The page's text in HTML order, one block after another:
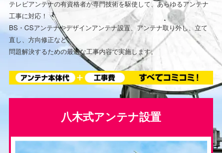
テレビアンテナの有資格者が専門技術を駆使して、あらゆるアンテナ
工事に対応！
BS・CSアンテナやデザインアンテナ設置、アンテナ取り外し、立て
直し、方向修正など、
問題解決するための最適な工事内容で実施します。
八木式アンテナ設置